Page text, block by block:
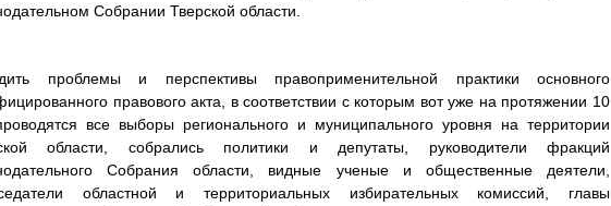
Собрании Тверской области.
проблемы и перспективы правоприменительной практики основного
правового акта, в соответствии с которым вот уже на протяжении 10
все выборы регионального и муниципального уровня на территории
области, собрались политики и депутаты, руководители фракций
Собрания области, видные ученые и общественные деятели,
областной и территориальных избирательных комиссий, главы